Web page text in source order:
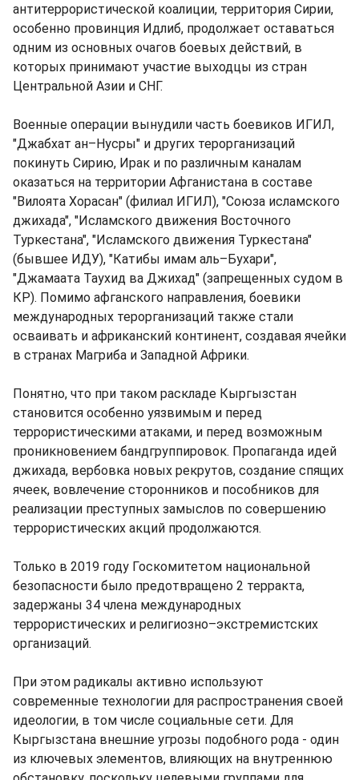
антитеррористической коалиции, территория Сирии,
особенно провинция Идлиб, продолжает оставаться
одним из основных очагов боевых действий, в
которых принимают участие выходцы из стран
Центральной Азии и СНГ.
Военные операции вынудили часть боевиков ИГИЛ,
"Джабхат ан–Нусры" и других терорганизаций
покинуть Сирию, Ирак и по различным каналам
оказаться на территории Афганистана в составе
"Вилоята Хорасан" (филиал ИГИЛ), "Союза исламского
джихада", "Исламского движения Восточного
Туркестана", "Исламского движения Туркестана"
(бывшее ИДУ), "Катибы имам аль–Бухари",
"Джамаата Таухид ва Джихад" (запрещенных судом в
КР). Помимо афганского направления, боевики
международных терорганизаций также стали
осваивать и африканский континент, создавая ячейки
в странах Магриба и Западной Африки.
Понятно, что при таком раскладе Кыргызстан
становится особенно уязвимым и перед
террористическими атаками, и перед возможным
проникновением бандгруппировок. Пропаганда идей
джихада, вербовка новых рекрутов, создание спящих
ячеек, вовлечение сторонников и пособников для
реализации преступных замыслов по совершению
террористических акций продолжаются.
Только в 2019 году Госкомитетом национальной
безопасности было предотвращено 2 терракта,
задержаны 34 члена международных
террористических и религиозно–экстремистских
организаций.
При этом радикалы активно используют
современные технологии для распространения своей
идеологии, в том числе социальные сети. Для
Кыргызстана внешние угрозы подобного рода - один
из ключевых элементов, влияющих на внутреннюю